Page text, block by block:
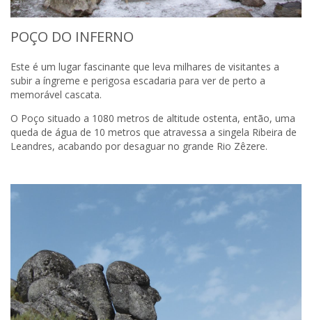
POÇO DO INFERNO
Este é um lugar fascinante que leva milhares de visitantes a
subir a íngreme e perigosa escadaria para ver de perto a
memorável cascata.
O Poço situado a 1080 metros de altitude ostenta, então, uma
queda de água de 10 metros que atravessa a singela Ribeira de
Leandres, acabando por desaguar no grande Rio Zêzere.